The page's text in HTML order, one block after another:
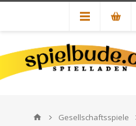
Gesellschaftsspiele